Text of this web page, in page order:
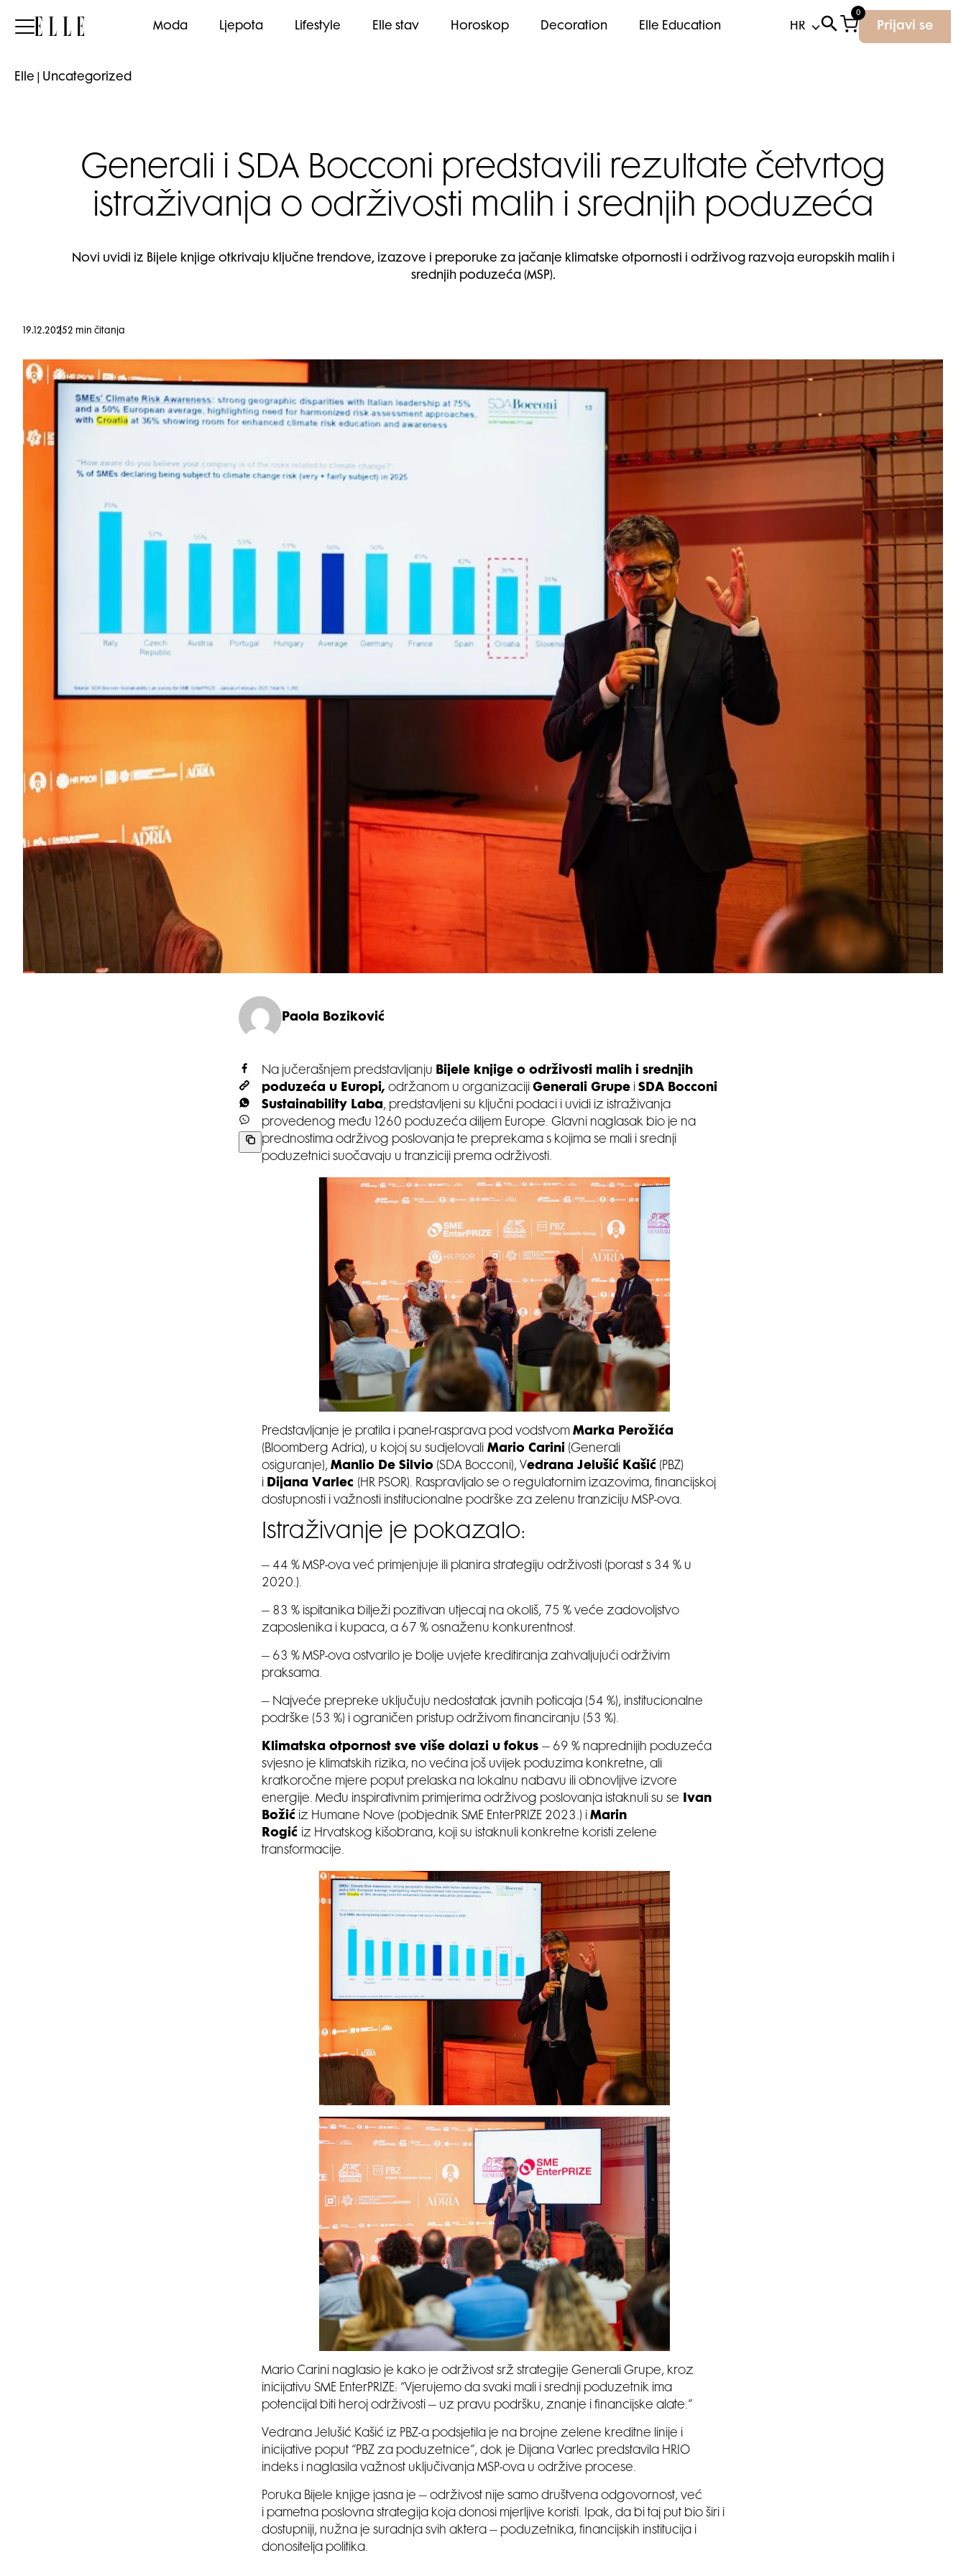
Elle Moda Ljepota Lifestyle Elle stav Horoskop Decoration Elle Education
0
Prijavi se
Elle Uncategorized
Generali i SDA Bocconi predstavili rezultate četvrtog
istraživanja o održivosti malih i srednjih poduzeća
Novi uvidi iz Bijele knjige otkrivaju ključne trendove, izazove i preporuke za jačanje klimatske otpornosti i održivog razvoja europskih malih i
srednjih poduzeća (MSP).
19.12.20252 min čitanja
Paola Boziković
Na jučerašnjem predstavljanju Bijele knjige o održivosti malih i srednjih
poduzeća u Europi, održanom u organizaciji Generali Grupe i SDA Bocconi
Sustainability Laba, predstavljeni su ključni podaci i uvidi iz istraživanja
provedenog među 1260 poduzeća diljem Europe. Glavni naglasak bio je na
prednostima održivog poslovanja te preprekama s kojima se mali i srednji
poduzetnici suočavaju u tranziciji prema održivosti.
Predstavljanje je pratila i panel-rasprava pod vodstvom Marka Perožića
(Bloomberg Adria), u kojoj su sudjelovali
Mario Carini (Generali
osiguranje), Manlio De Silvio (SDA Bocconi), Vedrana Jelušić Kašić (PBZ)
Dijana Varlec (HR PSOR). Raspravljalo se o regulatornim izazovima, financijskoj
dostupnosti i važnosti institucionalne podrške za zelenu tranziciju MSP-ova.
Istraživanje je pokazalo:
– 44 % MSP-ova već primjenjuje ili planira strategiju održivosti (porast s 34 % u
2020.).
– 83 % ispitanika bilježi pozitivan utjecaj na okoliš, 75 % veće zadovoljstvo
zaposlenika i kupaca, a 67 % osnaženu konkurentnost.
– 63 % MSP-ova ostvarilo je bolje uvjete kreditiranja zahvaljujući održivim
praksama.
– Najveće prepreke uključuju nedostatak javnih poticaja (54 %), institucionalne
podrške (53 %) i ograničen pristup održivom financiranju (53 %).
Klimatska otpornost sve više dolazi u fokus – 69 % naprednijih poduzeća
svjesno je klimatskih rizika, no većina još uvijek poduzima konkretne, ali
kratkoročne mjere poput prelaska na lokalnu nabavu ili obnovljive izvore
energije. Među inspirativnim primjerima održivog poslovanja istaknuli su se Ivan
Božić iz Humane Nove (pobjednik SME EnterPRIZE 2023.) i Marin
Rogić iz Hrvatskog kišobrana, koji su istaknuli konkretne koristi zelene
transformacije.
Mario Carini naglasio je kako je održivost srž strategije Generali Grupe, kroz
inicijativu SME EnterPRIZE: “Vjerujemo da svaki mali i srednji poduzetnik ima
potencijal biti heroj održivosti – uz pravu podršku, znanje i financijske alate.”
Vedrana Jelušić Kašić iz PBZ-a podsjetila je na brojne zelene kreditne linije i
inicijative poput “PBZ za poduzetnice”, dok je Dijana Varlec predstavila HRIO
indeks i naglasila važnost uključivanja MSP-ova u održive procese.
Poruka Bijele knjige jasna je – održivost nije samo društvena odgovornost, već
i pametna poslovna strategija koja donosi mjerljive koristi. Ipak, da bi taj put bio širi i
dostupniji, nužna je suradnja svih aktera – poduzetnika, financijskih institucija i
donositelja politika.